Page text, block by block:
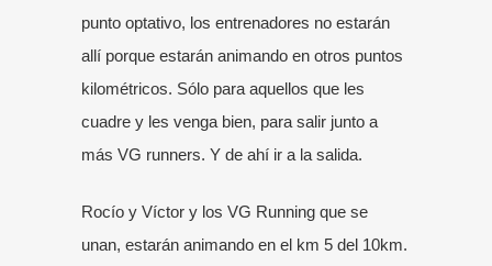
punto optativo, los entrenadores no estarán
allí porque estarán animando en otros puntos
kilométricos. Sólo para aquellos que les
cuadre y les venga bien, para salir junto a
más VG runners. Y de ahí ir a la salida.
Rocío y Víctor y los VG Running que se
unan, estarán animando en el km 5 del 10km.